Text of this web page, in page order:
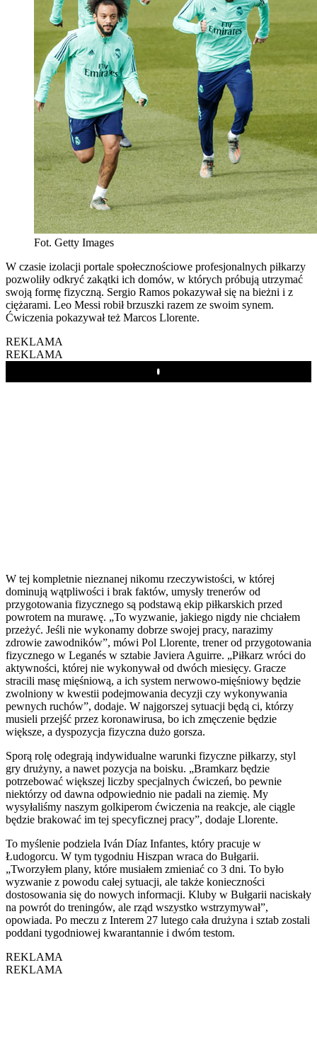
Fot. Getty Images
W czasie izolacji portale społecznościowe profesjonalnych piłkarzy
pozwoliły odkryć zakątki ich domów, w których próbują utrzymać
swoją formę fizyczną. Sergio Ramos pokazywał się na bieżni i z
ciężarami. Leo Messi robił brzuszki razem ze swoim synem.
Ćwiczenia pokazywał też Marcos Llorente.
REKLAMA
REKLAMA
Play
W tej kompletnie nieznanej nikomu rzeczywistości, w której
dominują wątpliwości i brak faktów, umysły trenerów od
przygotowania fizycznego są podstawą ekip piłkarskich przed
powrotem na murawę. „To wyzwanie, jakiego nigdy nie chciałem
przeżyć. Jeśli nie wykonamy dobrze swojej pracy, narazimy
zdrowie zawodników”, mówi Pol Llorente, trener od przygotowania
fizycznego w Leganés w sztabie Javiera Aguirre. „Piłkarz wróci do
aktywności, której nie wykonywał od dwóch miesięcy. Gracze
stracili masę mięśniową, a ich system nerwowo-mięśniowy będzie
zwolniony w kwestii podejmowania decyzji czy wykonywania
pewnych ruchów”, dodaje. W najgorszej sytuacji będą ci, którzy
musieli przejść przez koronawirusa, bo ich zmęczenie będzie
większe, a dyspozycja fizyczna dużo gorsza.
Sporą rolę odegrają indywidualne warunki fizyczne piłkarzy, styl
gry drużyny, a nawet pozycja na boisku. „Bramkarz będzie
potrzebować większej liczby specjalnych ćwiczeń, bo pewnie
niektórzy od dawna odpowiednio nie padali na ziemię. My
wysyłaliśmy naszym golkiperom ćwiczenia na reakcje, ale ciągle
będzie brakować im tej specyficznej pracy”, dodaje Llorente.
To myślenie podziela Iván Díaz Infantes, który pracuje w
Łudogorcu. W tym tygodniu Hiszpan wraca do Bułgarii.
„Tworzyłem plany, które musiałem zmieniać co 3 dni. To było
wyzwanie z powodu całej sytuacji, ale także konieczności
dostosowania się do nowych informacji. Kluby w Bułgarii naciskały
na powrót do treningów, ale rząd wszystko wstrzymywał”,
opowiada. Po meczu z Interem 27 lutego cała drużyna i sztab zostali
poddani tygodniowej kwarantannie i dwóm testom.
REKLAMA
REKLAMA